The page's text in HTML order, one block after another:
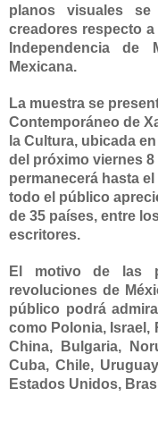
planos visuales
creadores respecto
Independencia de
Mexicana.
La muestra se
Contemporáneo de
la Cultura, ubicada
del próximo viernes
permanecerá hasta
todo el público
de 35 países, entre
escritores.
El motivo de las
revoluciones de
público podrá
como Polonia, Israel,
China, Bulgaria,
Cuba, Chile,
Estados Unidos,